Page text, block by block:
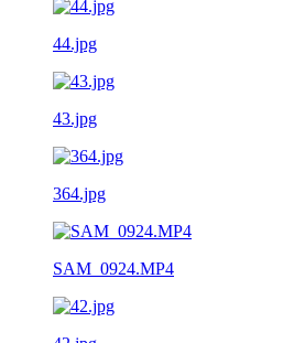
44.jpg
43.jpg
364.jpg
SAM_0924.MP4